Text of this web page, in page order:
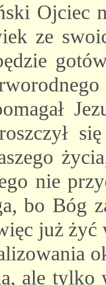
Ojciec
ze
nie
bo Bóg
już żyć
ale tylko